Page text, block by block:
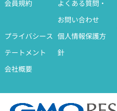
会員規約
よくある質問・
お問い合わせ
プライバシース
テートメント
個人情報保護方
針
会社概要